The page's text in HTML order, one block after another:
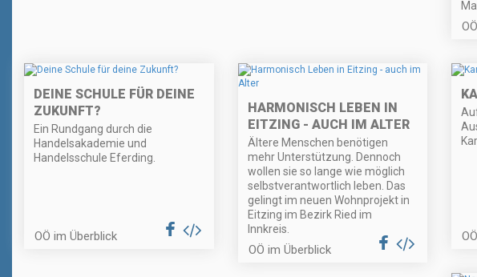
DEINE SCHULE FÜR DEINE
ZUKUNFT?
Ein Rundgang durch die
Handelsakademie und
Handelsschule Eferding.
OÖ im Überblick
HARMONISCH LEBEN IN
EITZING - AUCH IM ALTER
Ältere Menschen benötigen
mehr Unterstützung. Dennoch
wollen sie so lange wie möglich
selbstverantwortlich leben. Das
gelingt im neuen Wohnprojekt in
Eitzing im Bezirk Ried im
Innkreis.
OÖ im Überblick